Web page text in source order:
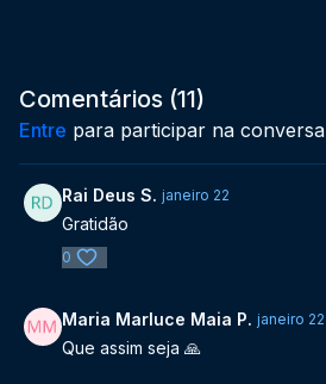
Comentários (11)
Entre para participar na conversa
Rai Deus S. janeiro 22
Gratidão
0
Maria Marluce Maia P. janeiro 22
Que assim seja 🙏